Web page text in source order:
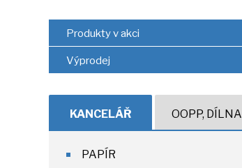
Produkty v akci
Výprodej
KANCELÁŘ OOPP, DÍLNA
PAPÍR